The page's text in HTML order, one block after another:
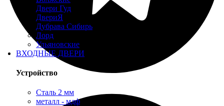
Двери Гуд
ДвериЯ
Дубрава Сибирь
Лорд
Ульяновские
ВХОДНЫЕ ДВЕРИ
Устройство
Сталь 2 мм
металл - мдф